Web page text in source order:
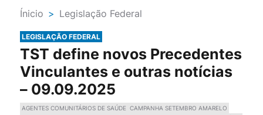
Ínicio > Legislação Federal
LEGISLAÇÃO FEDERAL
TST define novos Precedentes
Vinculantes e outras notícias
– 09.09.2025
AGENTES COMUNITÁRIOS DE SAÚDE CAMPANHA SETEMBRO AMARELO